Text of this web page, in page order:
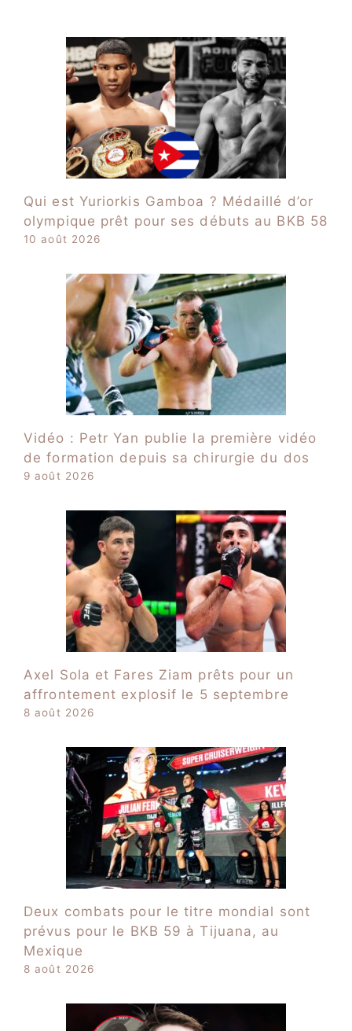
Qui est Yuriorkis Gamboa ? Médaillé d’or
olympique prêt pour ses débuts au BKB 58
10 août 2026
Vidéo : Petr Yan publie la première vidéo
de formation depuis sa chirurgie du dos
9 août 2026
Axel Sola et Fares Ziam prêts pour un
affrontement explosif le 5 septembre
8 août 2026
Deux combats pour le titre mondial sont
prévus pour le BKB 59 à Tijuana, au
Mexique
8 août 2026